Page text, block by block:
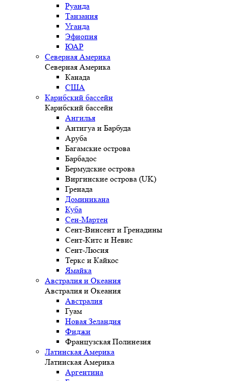
Руанда
Танзания
Уганда
Эфиопия
ЮАР
Северная Америка
Северная Америка
Канада
США
Карибский бассейн
Карибский бассейн
Ангилья
Антигуа и Барбуда
Аруба
Багамские острова
Барбадос
Бермудские острова
Виргинские острова (UK)
Гренада
Доминикана
Куба
Сен-Мартен
Сент-Винсент и Гренадины
Сент-Китс и Невис
Сент-Люсия
Теркс и Кайкос
Ямайка
Австралия и Океания
Австралия и Океания
Австралия
Гуам
Новая Зеландия
Фиджи
Французская Полинезия
Латинская Америка
Латинская Америка
Аргентина